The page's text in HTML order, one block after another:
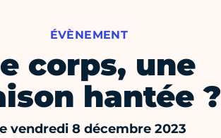
ÉVÈNEMENT
corps, une
hantée ?
vendredi 8 décembre 2023